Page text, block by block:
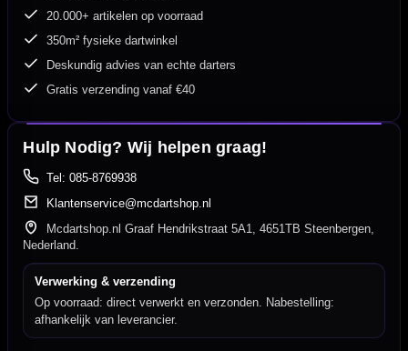
20.000+ artikelen op voorraad
350m² fysieke dartwinkel
Deskundig advies van echte darters
Gratis verzending vanaf €40
Hulp Nodig? Wij helpen graag!
Tel: 085-8769938
Klantenservice@mcdartshop.nl
Mcdartshop.nl Graaf Hendrikstraat 5A1, 4651TB Steenbergen,
Nederland.
Verwerking & verzending
Op voorraad: direct verwerkt en verzonden. Nabestelling:
afhankelijk van leverancier.